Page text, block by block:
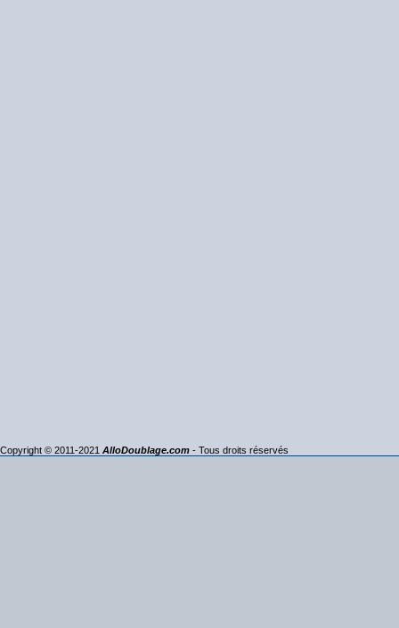
Copyright © 2011-2021 AlloDoublage.com - Tous droits réservés